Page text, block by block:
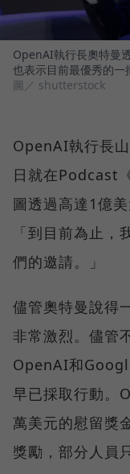
OpenAI執行長奧特曼
也表示目前最優秀的一
圖／ shutterstock
OpenAI執行長
日就在Podcast
圖透過高達1億
「到目前為止
們的邀請。」
儘管奧特曼說得
非常激烈。儘管
OpenAI和
早已採取行動。
萬美元的慰留獎
獎勵，部分人員